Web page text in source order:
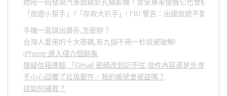
「旅遊小幫手」 ? 「存款大扒手」 ! FBI 警告：出國旅遊不要做的
手機一直跳出廣告,怎麼辦？
台灣人愛用的十大密碼,有九個不用一秒就被破解!
iPhone 遭入侵六個跡象
懷疑信箱遭駭,「Gmail 密碼改到記不住,信件內容還是外洩？」,
不小心回覆了垃圾郵件，我的帳號會被盜嗎？
該如何補救？